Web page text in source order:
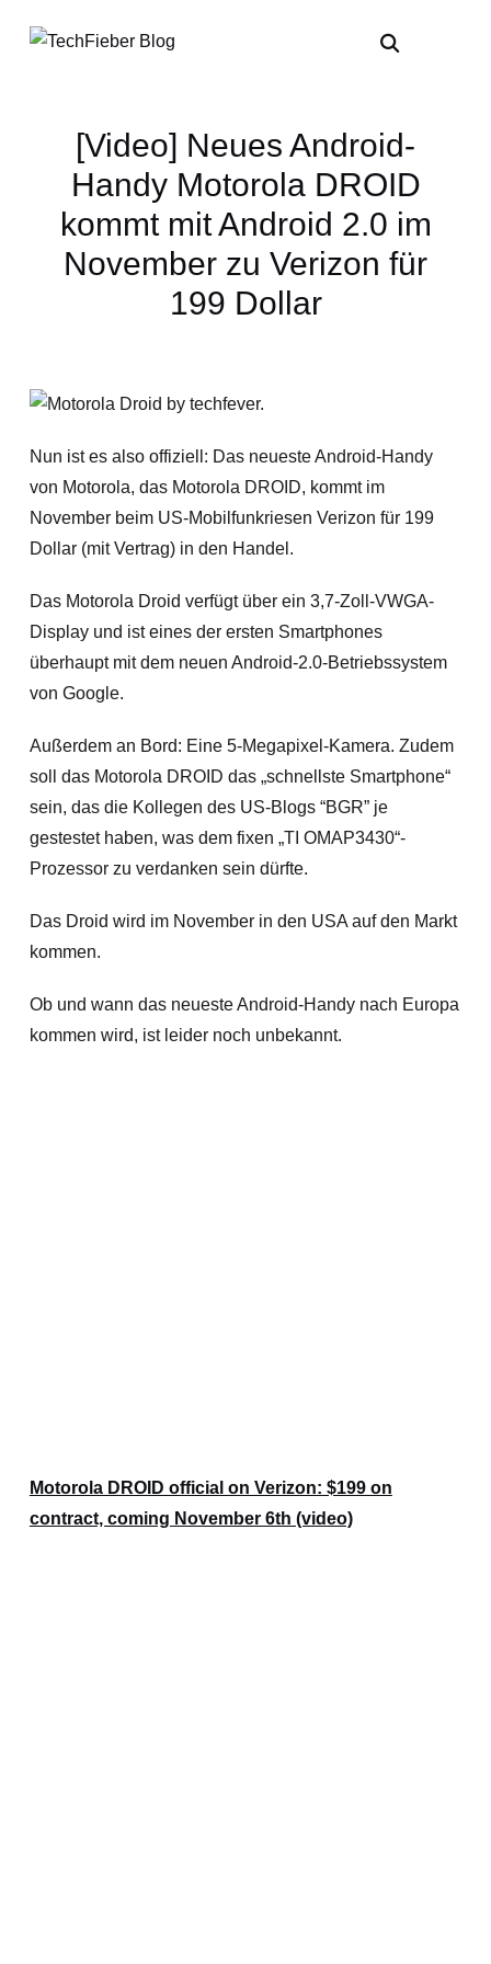
[Video] Neues Android-
Handy Motorola DROID
kommt mit Android 2.0 im
November zu Verizon für
199 Dollar
Nun ist es also offiziell: Das neueste Android-Handy
von Motorola, das Motorola DROID, kommt im
November beim US-Mobilfunkriesen Verizon für 199
Dollar (mit Vertrag) in den Handel.
Das Motorola Droid verfügt über ein 3,7-Zoll-VWGA-
Display und ist eines der ersten Smartphones
überhaupt mit dem neuen Android-2.0-Betriebssystem
von Google.
Außerdem an Bord: Eine 5-Megapixel-Kamera. Zudem
soll das Motorola DROID das „schnellste Smartphone“
sein, das die Kollegen des US-Blogs “BGR” je
gestestet haben, was dem fixen „TI OMAP3430“-
Prozessor zu verdanken sein dürfte.
Das Droid wird im November in den USA auf den Markt
kommen.
Ob und wann das neueste Android-Handy nach Europa
kommen wird, ist leider noch unbekannt.
Motorola DROID official on Verizon: $199 on
contract, coming November 6th (video)